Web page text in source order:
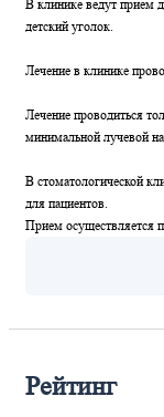
В клинике ведут прием
детский уголок.
Лечение в клинике
Лечение проводиться
минимальной лучевой
В стоматологической
для пациентов.
Прием осуществляется
Рейтинг